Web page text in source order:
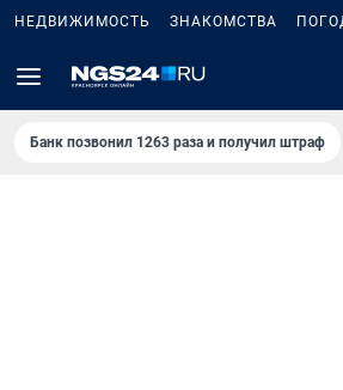
НЕДВИЖИМОСТЬ ЗНАКОМСТВА
Банк позвонил 1263 раза и получил штраф